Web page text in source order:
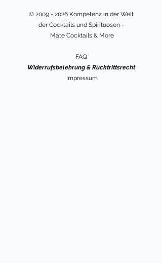
© 2009 - 2026Kompetenz in der Welt
der Cocktails und Spirituosen -
Mate Cocktails & More
FAQ
Widerrufsbelehrung & Rücktrittsrecht
Impressum